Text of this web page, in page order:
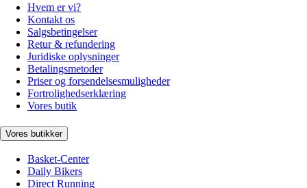
Hvem er vi?
Kontakt os
Salgsbetingelser
Retur & refundering
Juridiske oplysninger
Betalingsmetoder
Priser og forsendelsesmuligheder
Fortrolighedserklæring
Vores butik
Vores butikker
Basket-Center
Daily Bikers
Direct Running